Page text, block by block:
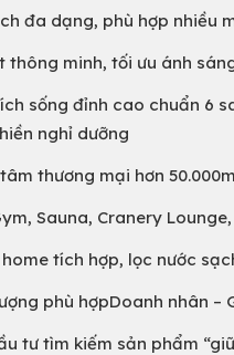
đa dạng, phù hợp nhiều
thông minh, tối ưu ánh
sống đỉnh cao chuẩn 6
nghỉ dưỡng
thương mại hơn
Sauna, Cranery
tích hợp, lọc nước
phù hợpDoanh nhân –
tư tìm kiếm sản phẩm